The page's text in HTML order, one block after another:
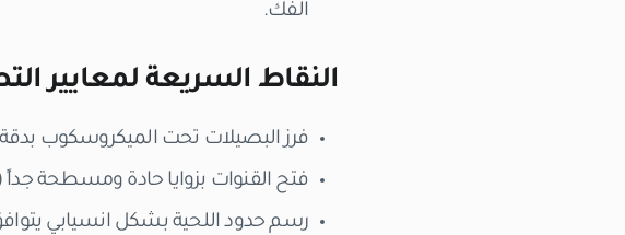
الفك.
النقاط السريعة لمعايير
فرز البصيلات تحت الميكروسكوب بدقة
فتح القنوات بزوايا حادة ومسطحة جداً (تتراوح بين 10 إلى 20 درجة) تتبع
رسم حدود اللحية بشكل انسيابي